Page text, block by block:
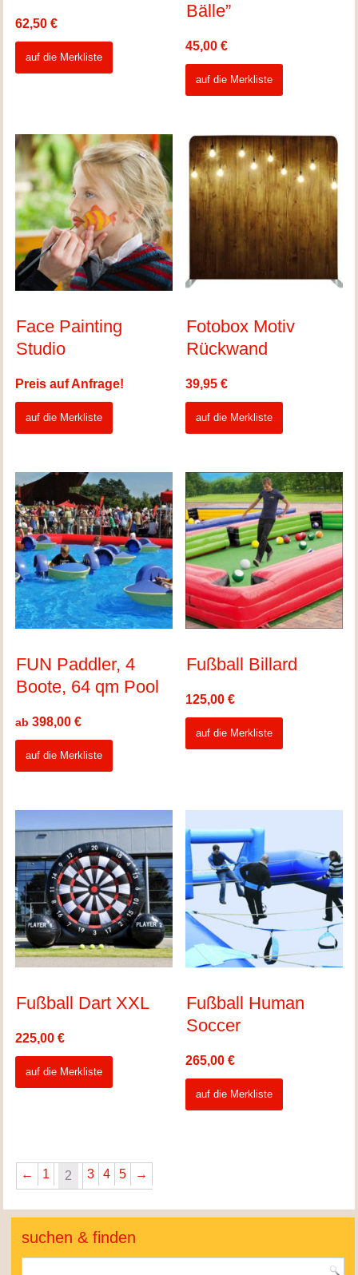
62,50€
auf die Merkliste
Bälle”
45,00€
auf die Merkliste
Face Painting
Studio
Preis auf Anfrage!
auf die Merkliste
Fotobox Motiv
Rückwand
39,95€
auf die Merkliste
FUN Paddler, 4
Boote, 64 qm Pool
ab 398,00€
auf die Merkliste
Fußball Billard
125,00€
auf die Merkliste
Fußball Dart XXL
225,00€
auf die Merkliste
Fußball Human
Soccer
265,00€
auf die Merkliste
← 1 2 3 4 5 →
suchen & finden